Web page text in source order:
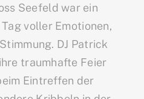
Seefeld war ein
voller Emotionen,
DJ Patrick
traumhafte Feier
Eintreffen der